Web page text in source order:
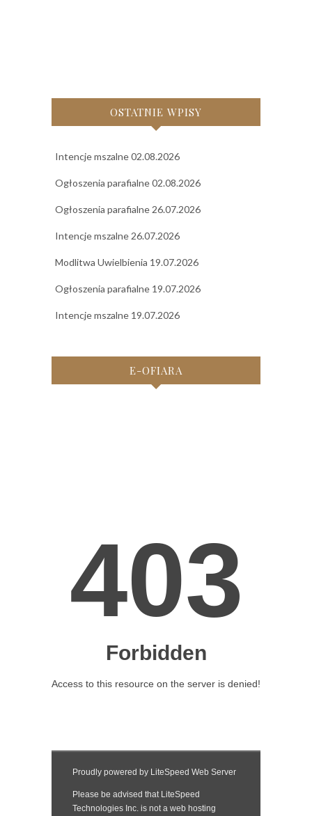
OSTATNIE WPISY
Intencje mszalne 02.08.2026
Ogłoszenia parafialne 02.08.2026
Ogłoszenia parafialne 26.07.2026
Intencje mszalne 26.07.2026
Modlitwa Uwielbienia 19.07.2026
Ogłoszenia parafialne 19.07.2026
Intencje mszalne 19.07.2026
E-OFIARA